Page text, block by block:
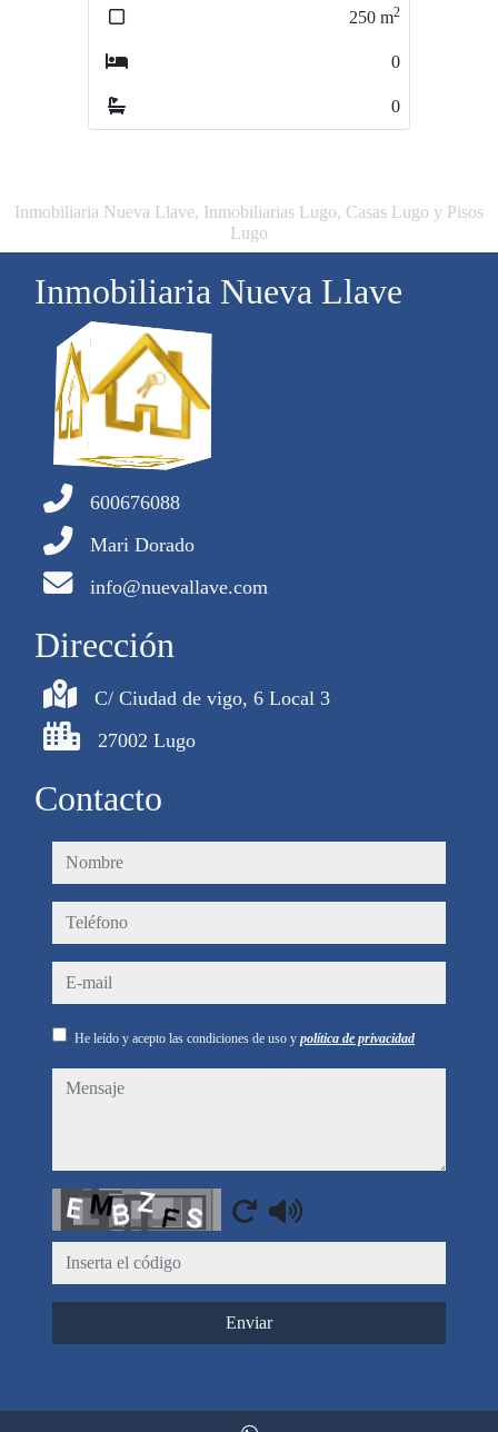
120
Inmobiliaria Nueva Llave, Inmobiliarias Lugo, Casas Lugo y Pisos
Lugo
Inmobiliaria Nueva Llave
600676088
Mari Dorado
info@nuevallave.com
Dirección
C/ Ciudad de vigo, 6 Local 3
27002 Lugo
Contacto
nombre
teléfono
e-mail
He leído y acepto las condiciones de uso y política de privacidad
mensaje
Captcha
Enviar